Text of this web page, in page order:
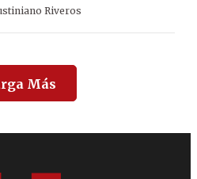
Riveros
Más